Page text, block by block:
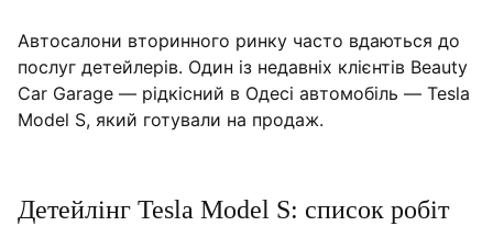
Детейлінг Tesla Model S: список робіт
Автосалони вторинного ринку часто вдаються до
послуг детейлерів. Один із недавніх клієнтів Beauty
Car Garage — рідкісний в Одесі автомобіль — Tesla
Model S, який готували на продаж.
Детейлінг Tesla Model S: список робіт